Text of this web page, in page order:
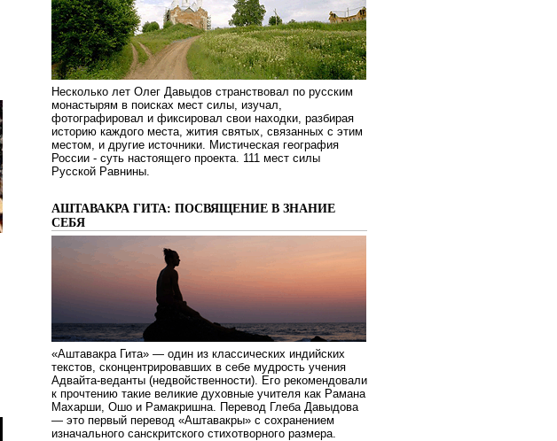
Несколько лет Олег Давыдов странствовал по русским
монастырям в поисках мест силы, изучал,
фотографировал и фиксировал свои находки, разбирая
историю каждого места, жития святых, связанных с этим
местом, и другие источники. Мистическая география
России - суть настоящего проекта. 111 мест силы
Русской Равнины.
АШТАВАКРА ГИТА: ПОСВЯЩЕНИЕ В ЗНАНИЕ
СЕБЯ
«Аштавакра Гита» — один из классических индийских
текстов, сконцентрировавших в себе мудрость учения
Адвайта-веданты (недвойственности). Его рекомендовали
к прочтению такие великие духовные учителя как Рамана
Махарши, Ошо и Рамакришна. Перевод Глеба Давыдова
— это первый перевод «Аштавакры» с сохранением
изначального санскритского стихотворного размера.